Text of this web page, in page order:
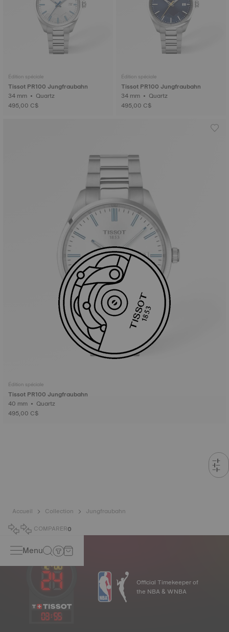
Édition spéciale
Tissot PR100 Jungfraubahn
34 mm • Quartz
495,00 C$
Édition spéciale
Tissot PR100 Jungfraubahn
34 mm • Quartz
495,00 C$
Édition spéciale
Tissot PR100 Jungfraubahn
40 mm • Quartz
495,00 C$
Accueil Collection
Jungfraubahn
COMPARER0
Menu
03:55
Official Timekeeper of
the NBA & WNBA